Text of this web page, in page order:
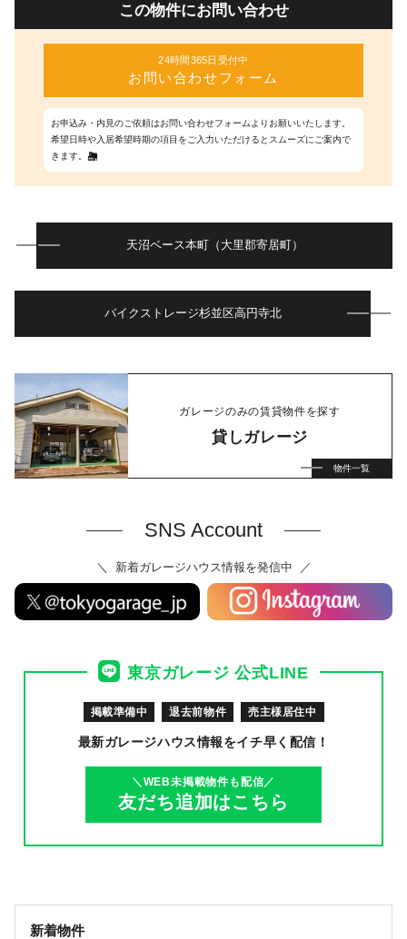
この物件にお問い合わせ
24時間365日受付中
お問い合わせフォーム
お申込み・内見のご依頼はお問い合わせフォームよりお願いいたします。
希望日時や入居希望時期の項目をご入力いただけるとスムーズにご案内で
きます。
天沼ベース本町（大里郡寄居町）
バイクストレージ杉並区高円寺北
ガレージのみの賃貸物件を探す
貸しガレージ
物件一覧
SNS Account
新着ガレージハウス情報を発信中
東京ガレージ 公式LINE
掲載準備中 退去前物件 売主様居住中
最新ガレージハウス情報をイチ早く配信！
＼WEB未掲載物件も配信／
友だち追加はこちら
新着物件